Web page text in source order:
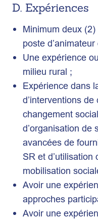
D. Expériences
Minimum deux
poste
Une expérience
milieu rural ;
Expérience dans
d’interventions
changement
d’organisation de
avancées de
SR et d’utilisation
mobilisation
Avoir une
approches
Avoir une